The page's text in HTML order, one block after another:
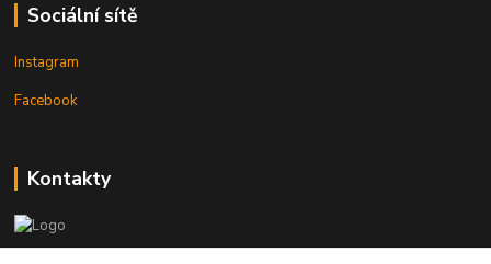
Sociální sítě
Instagram
Facebook
Kontakty